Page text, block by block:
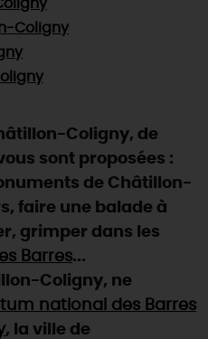
ACTIVITÉS
DE VIVRE
des animaux 🐎
de la Faïencerie de
Gien !
de festivals 🎉
la nature en 2026
dans le Loiret !
"Loiret au fil de l'eau"
sortir ?
DÉPLACER
SERVICES
Coligny
Coligny, de
sont proposées :
de Châtillon-
faire une balade à
grimper dans les
Barres...
Coligny, ne
national des Barres
, la ville de